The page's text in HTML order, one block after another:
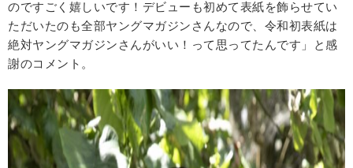
のですごく嬉しいです！デビューも初めて表紙を飾らせてい
ただいたのも全部ヤングマガジンさんなので、令和初表紙は
絶対ヤングマガジンさんがいい！って思ってたんです」と感
謝のコメント。